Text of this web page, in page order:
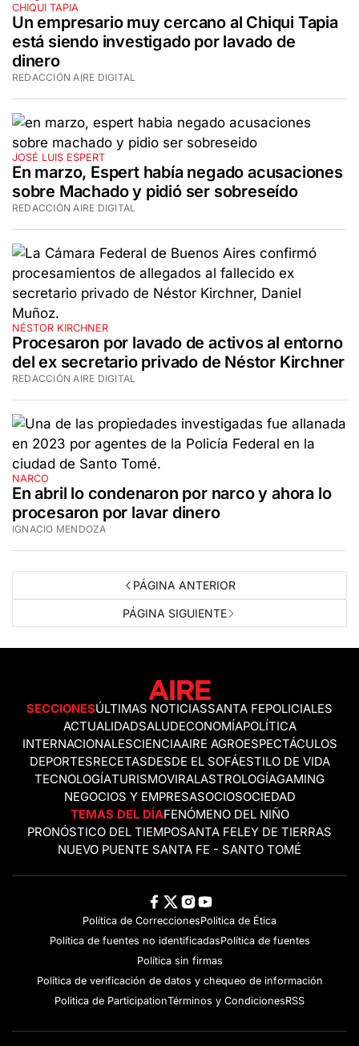
CHIQUI TAPIA
Un empresario muy cercano al Chiqui Tapia
está siendo investigado por lavado de
dinero
REDACCIÓN AIRE DIGITAL
JOSÉ LUIS ESPERT
En marzo, Espert había negado acusaciones
sobre Machado y pidió ser sobreseído
REDACCIÓN AIRE DIGITAL
NÉSTOR KIRCHNER
Procesaron por lavado de activos al entorno
del ex secretario privado de Néstor Kirchner
REDACCIÓN AIRE DIGITAL
NARCO
En abril lo condenaron por narco y ahora lo
procesaron por lavar dinero
IGNACIO MENDOZA
PÁGINA ANTERIOR
PÁGINA SIGUIENTE
SECCIONESÚLTIMAS NOTICIASSANTA FEPOLICIALES
ACTUALIDADSALUDECONOMÍAPOLÍTICA
INTERNACIONALESCIENCIAAIRE AGROESPECTÁCULOS
DEPORTESRECETASDESDE EL SOFÁESTILO DE VIDA
TECNOLOGÍATURISMOVIRALASTROLOGÍAGAMING
NEGOCIOS Y EMPRESASOCIOSOCIEDAD
TEMAS DEL DÍAFENÓMENO DEL NIÑO
PRONÓSTICO DEL TIEMPOSANTA FELEY DE TIERRAS
NUEVO PUENTE SANTA FE - SANTO TOMÉ
Política de CorreccionesPolitica de Ética
Política de fuentes no identificadasPolítica de fuentes
Política sin firmas
Política de verificación de datos y chequeo de información
Politica de ParticipationTérminos y CondicionesRSS